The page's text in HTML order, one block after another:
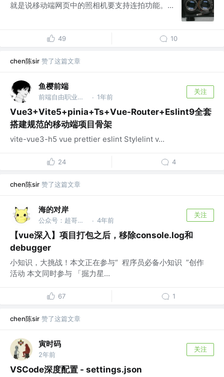
就是说移动端网页中的照相机要支持连拍功能。...
49 10
chen陈sir 赞了这篇文章
鱼樱前端
前端自由职业开发者 @深圳打工人 · 1年前
关注
Vue3+Vite5+pinia+Ts+Vue-Router+Eslint9全套
搭建规范的移动端项目骨架
vite-vue3-h5 vue prettier eslint Stylelint v...
24 4
chen陈sir 赞了这篇文章
海的对岸
公众号：超哥在学习 · 4年前
关注
【vue深入】项目打包之后，移除console.log和
debugger
小知识，大挑战！本文正在参与“ 程序员必备小知识 ”创作
活动 本文同时参与 「掘力星...
67 1
chen陈sir 赞了这篇文章
寅时码
2年前
关注
VSCode深度配置 - settings.json